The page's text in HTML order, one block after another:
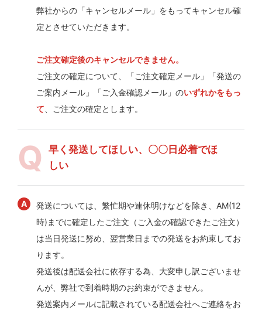
弊社からの「キャンセルメール」をもってキャンセル確
定とさせていただきます。
ご注文確定後のキャンセルできません。
ご注文の確定について、「ご注文確定メール」「発送の
ご案内メール」「ご入金確認メール」のいずれかをもっ
て、ご注文の確定とします。
早く発送してほしい、〇〇日必着でほ
しい
発送については、繁忙期や連休明けなどを除き、AM(12
時)までに確定したご注文（ご入金の確認できたご注文）
は当日発送に努め、翌営業日までの発送をお約束してお
ります。
発送後は配送会社に依存する為、大変申し訳ございませ
んが、弊社で到着時期のお約束ができません。
発送案内メールに記載されている配送会社へご連絡をお